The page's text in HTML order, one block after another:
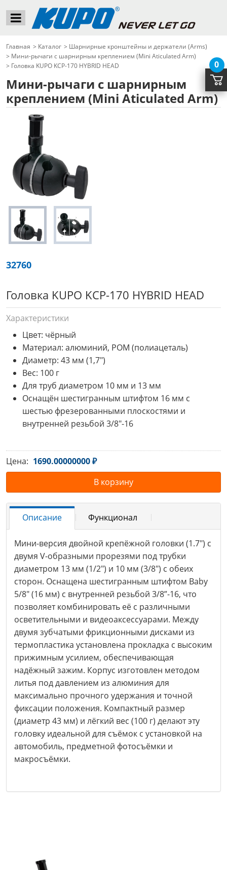
Главная > Каталог > Шарнирные кронштейны и держатели (Arms)
> Мини-рычаги с шарнирным креплением (Mini Aticulated Arm)
> Головка KUPO KCP-170 HYBRID HEAD
Мини-рычаги с шарнирным
креплением (Mini Aticulated Arm)
32760
Головка KUPO KCP-170 HYBRID HEAD
Характеристики
Цвет: чёрный
Материал: алюминий, POM (полиацеталь)
Диаметр: 43 мм (1,7")
Вес: 100 г
Для труб диаметром 10 мм и 13 мм
Оснащён шестигранным штифтом 16 мм с
шестью фрезерованными плоскостями и
внутренней резьбой 3/8"-16
Цена: 1690.00000000 ₽
В корзину
Описание Функционал
Мини-версия двойной крепёжной головки (1.7") с
двумя V-образными прорезями под трубки
диаметром 13 мм (1/2") и 10 мм (3/8") с обеих
сторон. Оснащена шестигранным штифтом Baby
5/8" (16 мм) с внутренней резьбой 3/8”-16, что
позволяет комбинировать её с различными
осветительными и видеоаксессуарами. Между
двумя зубчатыми фрикционными дисками из
термопластика установлена прокладка с высоким
прижимным усилием, обеспечивающая
надёжный зажим. Корпус изготовлен методом
литья под давлением из алюминия для
максимально прочного удержания и точной
фиксации положения. Компактный размер
(диаметр 43 мм) и лёгкий вес (100 г) делают эту
головку идеальной для съёмок с установкой на
автомобиль, предметной фотосъёмки и
макросъёмки.
0